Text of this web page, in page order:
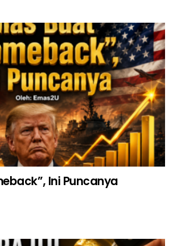
Ini Puncanya